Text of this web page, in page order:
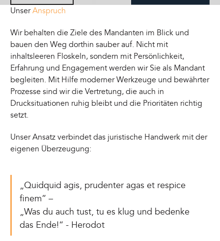
UnserAnspruch
Wir behalten die Ziele des Mandanten im Blick und
bauen den Weg dorthin sauber auf. Nicht mit
inhaltsleeren Floskeln, sondern mit Persönlichkeit,
Erfahrung und Engagement werden wir Sie als Mandant
begleiten. Mit Hilfe moderner Werkzeuge und bewährter
Prozesse sind wir die Vertretung, die auch in
Drucksituationen ruhig bleibt und die Prioritäten richtig
setzt.
Unser Ansatz verbindet das juristische Handwerk mit der
eigenen Überzeugung:
„Quidquid agis, prudenter agas et respice
finem” –
„Was du auch tust, tu es klug und bedenke
das Ende!“ - Herodot